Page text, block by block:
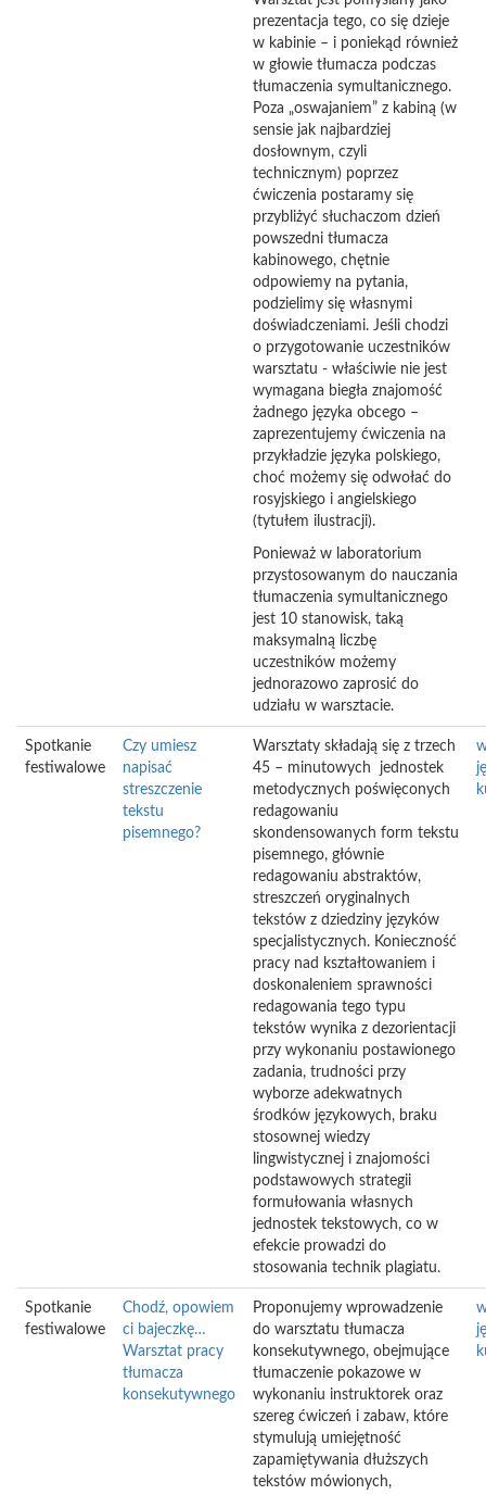
prezentacja tego, co się dzieje
w kabinie – i poniekąd również
w głowie tłumacza podczas
tłumaczenia symultanicznego.
Poza „oswajaniem” z kabiną (w
sensie jak najbardziej
dosłownym, czyli
technicznym) poprzez
ćwiczenia postaramy się
przybliżyć słuchaczom dzień
powszedni tłumacza
kabinowego, chętnie
odpowiemy na pytania,
podzielimy się własnymi
doświadczeniami. Jeśli chodzi
o przygotowanie uczestników
warsztatu - właściwie nie jest
wymagana biegła znajomość
żadnego języka obcego –
zaprezentujemy ćwiczenia na
przykładzie języka polskiego,
choć możemy się odwołać do
rosyjskiego i angielskiego
(tytułem ilustracji).
Ponieważ w laboratorium
przystosowanym do nauczania
tłumaczenia symultanicznego
jest 10 stanowisk, taką
maksymalną liczbę
uczestników możemy
jednorazowo zaprosić do
udziału w warsztacie.
Spotkanie
festiwalowe
Czy umiesz
napisać
streszczenie
tekstu
pisemnego?
Warsztaty składają się z trzech
45 – minutowych jednostek
metodycznych poświęconych
redagowaniu
skondensowanych form tekstu
pisemnego, głównie
redagowaniu abstraktów,
streszczeń oryginalnych
tekstów z dziedziny języków
specjalistycznych. Konieczność
pracy nad kształtowaniem i
doskonaleniem sprawności
redagowania tego typu
tekstów wynika z dezorientacji
przy wykonaniu postawionego
zadania, trudności przy
wyborze adekwatnych
środków językowych, braku
stosownej wiedzy
lingwistycznej i znajomości
podstawowych strategii
formułowania własnych
jednostek tekstowych, co w
efekcie prowadzi do
stosowania technik plagiatu.
Spotkanie
festiwalowe
Chodź, opowiem
ci bajeczkę…
Warsztat pracy
tłumacza
konsekutywnego
Proponujemy wprowadzenie
do warsztatu tłumacza
konsekutywnego, obejmujące
tłumaczenie pokazowe w
wykonaniu instruktorek oraz
szereg ćwiczeń i zabaw, które
stymulują umiejętność
zapamiętywania dłuższych
tekstów mówionych,